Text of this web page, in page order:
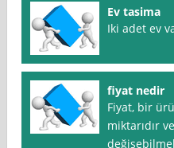
Ev tasima
Iki adet ev
fiyat nedir
Fiyat, bir
miktarıdır